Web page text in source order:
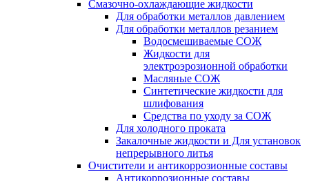
Смазочно-охлаждающие жидкости
Для обработки металлов давлением
Для обработки металлов резанием
Водосмешиваемые СОЖ
Жидкости для
электроэрозионной обработки
Масляные СОЖ
Синтетические жидкости для
шлифования
Средства по уходу за СОЖ
Для холодного проката
Закалочные жидкости и Для установок
непрерывного литья
Очистители и антикоррозионные составы
Антикоррозионные составы